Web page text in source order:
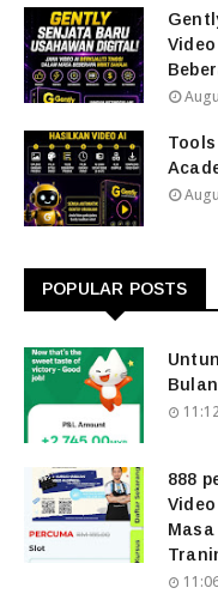
POPULAR POSTS
Bulan
888